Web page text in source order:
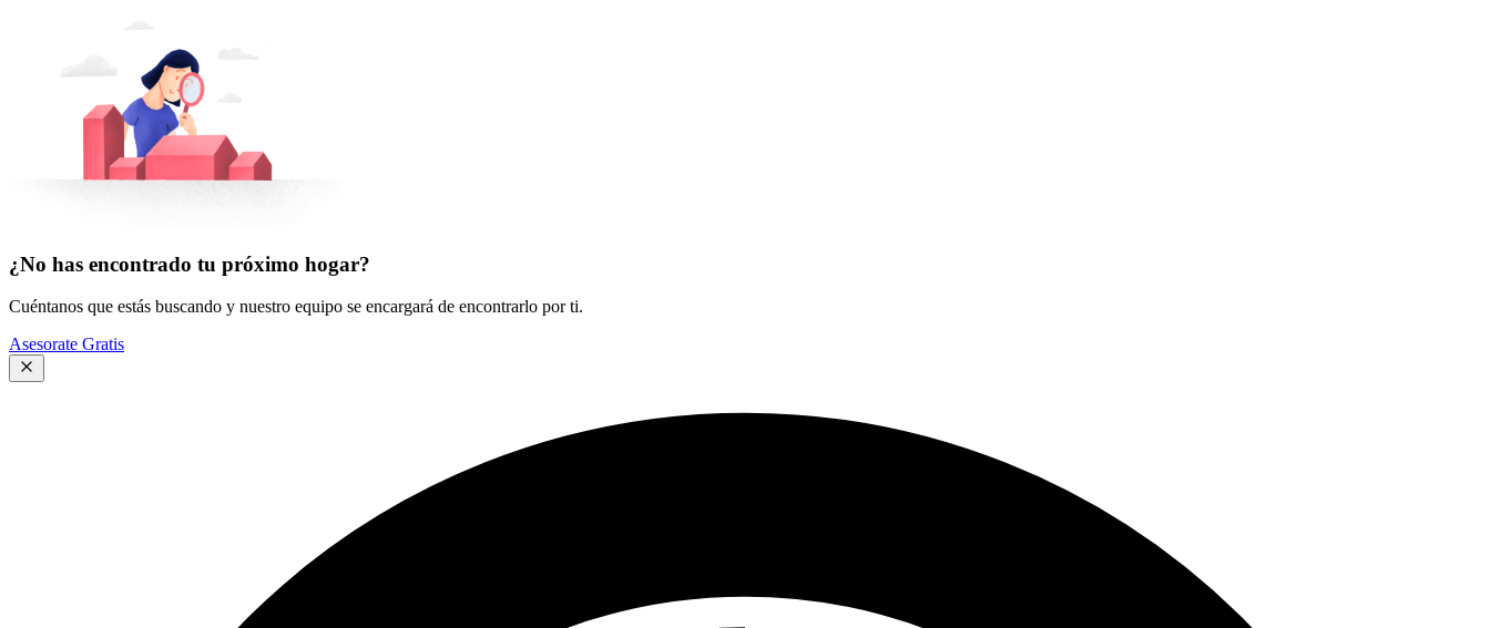
¿No has encontrado tu próximo hogar?
Cuéntanos que estás buscando y nuestro equipo se encargará de encontrarlo por ti.
Asesorate Gratis